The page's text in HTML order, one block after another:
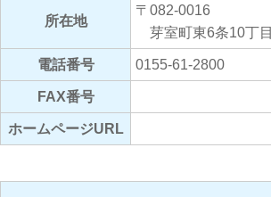
所在地
〒082-0016
芽室町東6条10丁目
電話番号 0155-61-2800
FAX番号
ホームページURL